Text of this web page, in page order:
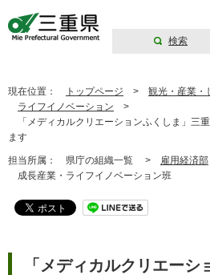
検索
現在位置： トップページ > 観光・産業・
ライフイノベーション >
「メディカルクリエーションふくしま」三
ます
担当所属： 県庁の組織一覧 > 雇用経済部
成長産業・ライフイノベーション班
「メディカルクリエー